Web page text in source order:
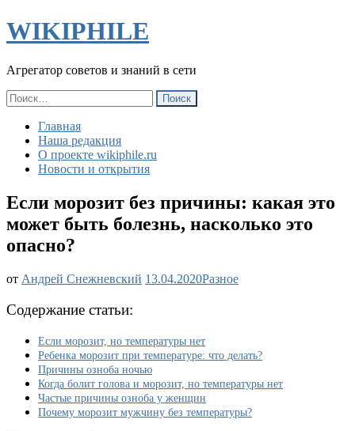
WIKIPHILE
Агрегатор советов и знаний в сети
Найти:
Главная
Наша редакция
О проекте wikiphile.ru
Новости и открытия
Если морозит без причины: какая это
может быть болезнь, насколько это
опасно?
от Андрей Снежневский 13.04.2020Разное
Содержание статьи:
Если морозит, но температуры нет
Ребенка морозит при температуре: что делать?
Причины озноба ночью
Когда болит голова и морозит, но температуры нет
Частые причины озноба у женщин
Почему морозит мужчину без температуры?